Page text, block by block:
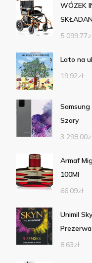
WÓZEK
5 099,77
Lato na
19,92zł
Samsung
Szary
3 298,00
Armaf
100Ml
66,09zł
Unimil
8,63zł